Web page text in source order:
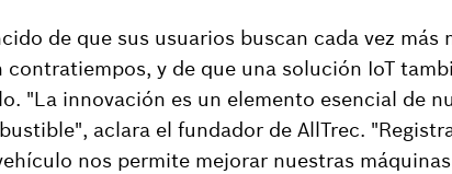
de que sus usuarios buscan cada vez más
y de que una solución IoT
"La innovación es un elemento esencial de
aclara el fundador de AllTrec.
nos permite mejorar nuestras